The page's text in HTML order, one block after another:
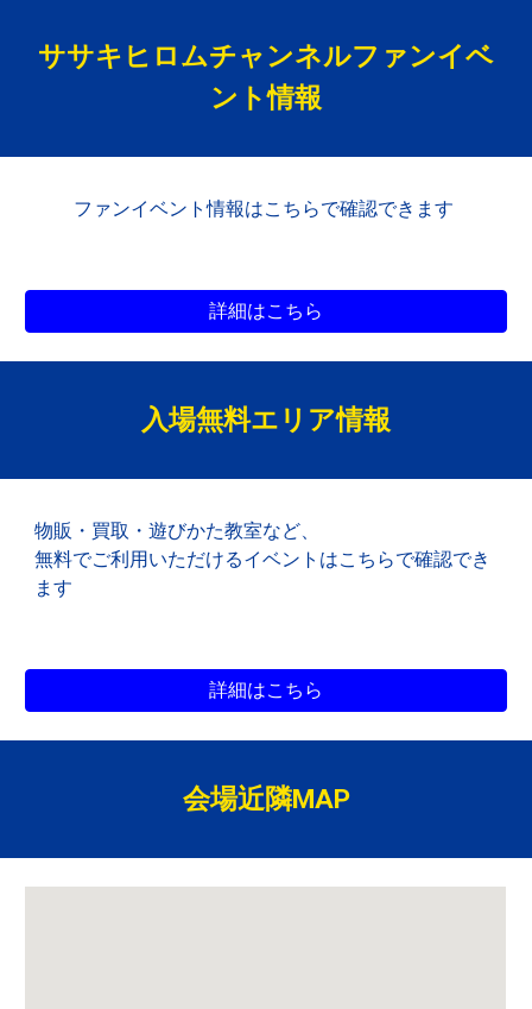
ササキヒロムチャンネルファンイベ
ント情報
ファンイベント情報はこちらで確認できます
詳細はこちら
入場無料エリア情報
物販・買取 ・遊びかた教室など、
無料でご利用いただけるイベントはこちらで確認でき
ます
詳細はこちら
会場近隣MAP